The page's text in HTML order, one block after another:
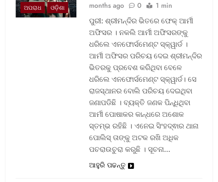
ଅପରାଧ ଓଡ଼ିଶା
months ago
0 1 min
ପୁରୀ: ଶ୍ରୀମନ୍ଦିର ଭିତରେ ଫେକ୍ ଆର୍ମୀ
ଅଫିସର । ନକଲି ଆର୍ମୀ ଅଫିସରଙ୍କୁ
ଧରିଲେ ଏନଫୋର୍ସମେଣ୍ଟ ସ୍କ୍ୱାର୍ଡ ।
ଆର୍ମୀ ଅଫିସର ପରିଚୟ ଦେଇ ଶ୍ରୀମନ୍ଦିର
ଭିତରକୁ ପ୍ରବେଶ କରିଥିବା ବେଳେ
ଧରିଲେ ଏନଫୋର୍ସମେଣ୍ଟ ସ୍କ୍ୱାର୍ଡ। ସେ
ରାଜସ୍ଥାନର ବୋଲି ପରିଚୟ ଦେଇଥିବା
ଜଣାପଡିଛି । ବ୍ୟକ୍ତି ଜଣକ ପିନ୍ଧିଥିବା
ଆର୍ମୀ ପୋଷାକର କାନ୍ଧରେ ଅଶୋକ
ସ୍ତମ୍ଭ ରହିଛି । ଏନେଇ ସିଂହଦ୍ଵାର ଥାନା
ପୋଲିସ୍ ତାଙ୍କୁ ଅଟକ ରଖି ଅଧିକ
ପଚରାଉଚୁରା କରୁଛି । ସୂଚନା…
ଆହୁରି ପଢନ୍ତୁ